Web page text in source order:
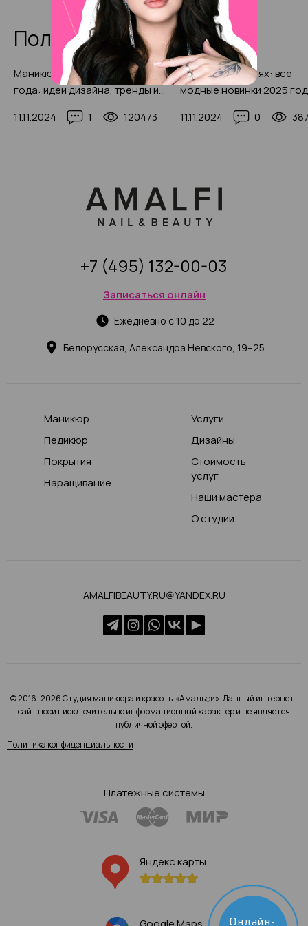
Полезные статьи
Маникюр «кошачий глаз» 2025
года: идеи дизайна, тренды и
11.11.2024 1 120473
Рисунки на ногтях: все
модные новинки 2025
11.11.2024 0
Белорусская, Александра Невского, 19–25
Ежедневно с 10 до 22
Записаться онлайн
+7 (495) 132-00-03
Маникюр
Педикюр
Покрытия
Наращивание
Услуги
Дизайны
Стоимость
услуг
Наши мастера
О студии
AMALFIBEAUTY.RU@YANDEX.RU
© 2016–2026 Студия маникюра и красоты «Амальфи». Данный интернет-
сайт носит исключительно информационный характер и не является
публичной офертой.
Политика конфиденциальности
Платежные системы
Яндекс карты
Онлайн-